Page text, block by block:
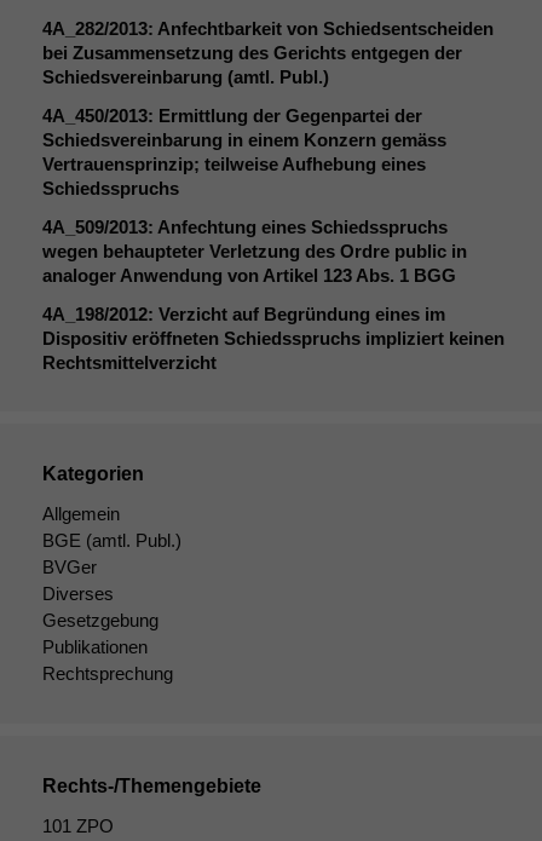
4A_282/2013: Anfechtbarkeit von Schiedsentscheiden
bei Zusammensetzung des Gerichts entgegen der
Schiedsvereinbarung (amtl. Publ.)
4A_450/2013: Ermittlung der Gegenpartei der
Schiedsvereinbarung in einem Konzern gemäss
Vertrauensprinzip; teilweise Aufhebung eines
Schiedsspruchs
4A_509/2013: Anfechtung eines Schiedsspruchs
wegen behaupteter Verletzung des Ordre public in
analoger Anwendung von Artikel 123 Abs. 1 BGG
4A_198/2012: Verzicht auf Begründung eines im
Dispositiv eröffneten Schiedsspruchs impliziert keinen
Rechtsmittelverzicht
Kategorien
Allgemein
BGE (amtl. Publ.)
BVGer
Diverses
Gesetzgebung
Publikationen
Rechtsprechung
Rechts-/Themengebiete
101 ZPO